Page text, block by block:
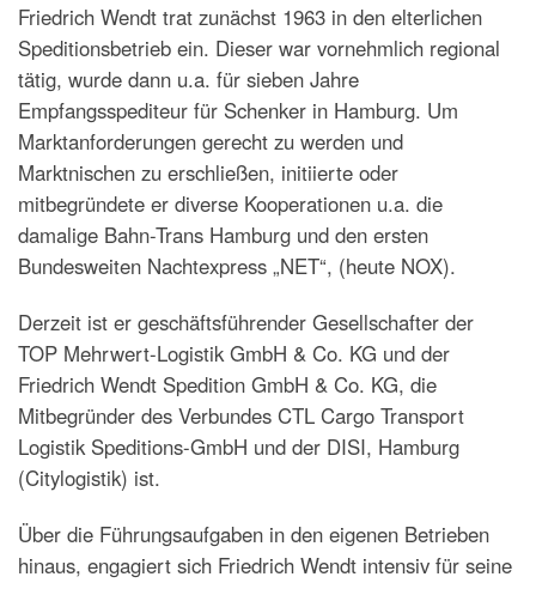
Friedrich Wendt trat zunächst 1963 in den elterlichen
Speditionsbetrieb ein. Dieser war vornehmlich regional
tätig, wurde dann u.a. für sieben Jahre
Empfangsspediteur für Schenker in Hamburg. Um
Marktanforderungen gerecht zu werden und
Marktnischen zu erschließen, initiierte oder
mitbegründete er diverse Kooperationen u.a. die
damalige Bahn-Trans Hamburg und den ersten
Bundesweiten Nachtexpress „NET“, (heute NOX).
Derzeit ist er geschäftsführender Gesellschafter der
TOP Mehrwert-Logistik GmbH & Co. KG und der
Friedrich Wendt Spedition GmbH & Co. KG, die
Mitbegründer des Verbundes CTL Cargo Transport
Logistik Speditions-GmbH und der DISI, Hamburg
(Citylogistik) ist.
Über die Führungsaufgaben in den eigenen Betrieben
hinaus, engagiert sich Friedrich Wendt intensiv für seine